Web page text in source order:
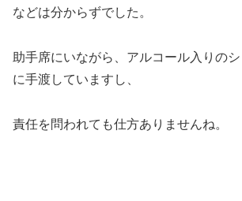
などは分からずでした。
助手席にいながら、アルコール入りの
に手渡していますし、
責任を問われても仕方ありませんね。